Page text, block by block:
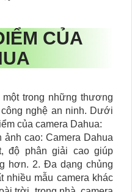
CỦA
trong những thương
nghệ an ninh. Dưới
của camera Dahua:
cao: Camera Dahua
độ phân giải cao giúp
hơn. 2. Đa dạng chủng
nhiều mẫu camera khác